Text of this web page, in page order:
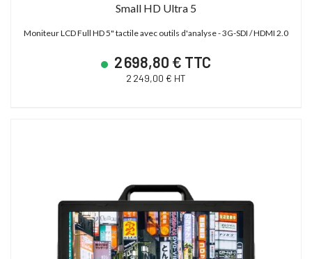
Small HD Ultra 5
Moniteur LCD Full HD 5" tactile avec outils d'analyse - 3G-SDI / HDMI 2.0
2 698,80 € TTC
2 249,00 € HT